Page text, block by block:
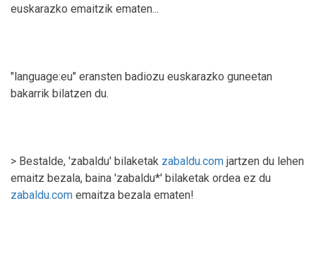
euskarazko emaitzik ematen...
"language:eu" eransten badiozu euskarazko guneetan
bakarrik bilatzen du.
> Bestalde, 'zabaldu' bilaketak zabaldu.com jartzen du lehen
emaitz bezala, baina 'zabaldu*' bilaketak ordea ez du
zabaldu.com emaitza bezala ematen!